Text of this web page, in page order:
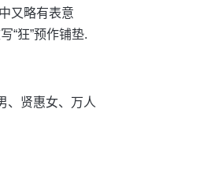
又略有表意
“狂”预作铺垫.
、贤惠女、万人